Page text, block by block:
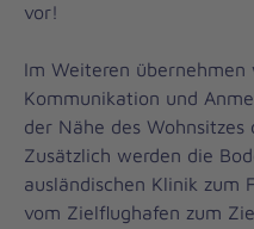
vor!
Im Weiteren
Kommunikation und
der Nähe des
Zusätzlich werden die
ausländischen Klinik zum
vom Zielflughafen zum